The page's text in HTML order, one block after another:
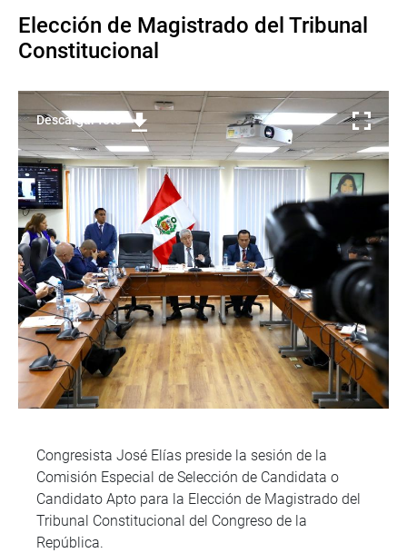
Elección de Magistrado del Tribunal
Constitucional
Descargar foto
Congresista José Elías preside la sesión de la
Comisión Especial de Selección de Candidata o
Candidato Apto para la Elección de Magistrado del
Tribunal Constitucional del Congreso de la
República.